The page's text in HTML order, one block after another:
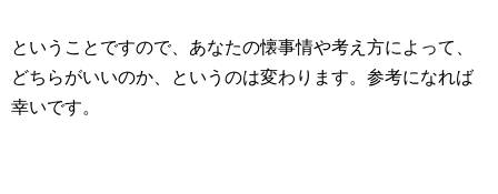
ということですので、あなたの懐事情や考え方によって、
どちらがいいのか、というのは変わります。参考になれば
幸いです。